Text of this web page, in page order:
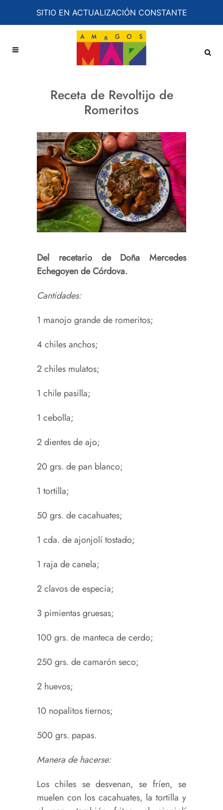
SITIO EN ACTUALIZACIÓN CONSTANTE
Receta de Revoltijo de
Romeritos
Del recetario de Doña Mercedes
Echegoyen de Córdova.
Cantidades:
1 manojo grande de romeritos;
4 chiles anchos;
2 chiles mulatos;
1 chile pasilla;
1 cebolla;
2 dientes de ajo;
20 grs. de pan blanco;
1 tortilla;
50 grs. de cacahuates;
1 cda. de ajonjolí tostado;
1 raja de canela;
2 clavos de especia;
3 pimientas gruesas;
100 grs. de manteca de cerdo;
250 grs. de camarón seco;
2 huevos;
10 nopalitos tiernos;
500 grs. papas.
Manera de hacerse:
Los chiles se desvenan, se fríen, se
muelen con los cacahuates, la tortilla y